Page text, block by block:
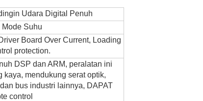
Udara Digital Penuh
Mode Suhu
Board Over Current, Loading
protection.
DSP dan ARM, peralatan ini
kaya, mendukung serat optik,
bus industri lainnya, DAPAT
control